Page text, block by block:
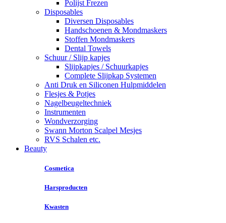
Polijst Frezen
Disposables
Diversen Disposables
Handschoenen & Mondmaskers
Stoffen Mondmaskers
Dental Towels
Schuur / Slijp kapjes
Slijpkapjes / Schuurkapjes
Complete Slijpkap Systemen
Anti Druk en Siliconen Hulpmiddelen
Flesjes & Potjes
Nagelbeugeltechniek
Instrumenten
Wondverzorging
Swann Morton Scalpel Mesjes
RVS Schalen etc.
Beauty
Cosmetica
Harsproducten
Kwasten